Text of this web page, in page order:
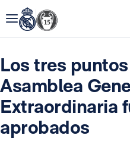
Los tres
Asamblea
Extraordinaria
aprobados